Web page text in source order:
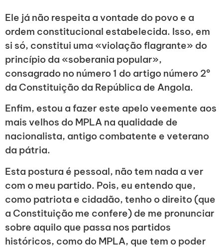
Ele já não respeita a vontade do povo e a
ordem constitucional estabelecida. Isso, em
si só, constitui uma «violação flagrante» do
princípio da «soberania popular»,
consagrado no número 1 do artigo número 2º
da Constituição da República de Angola.
Enfim, estou a fazer este apelo veemente aos
mais velhos do MPLA na qualidade de
nacionalista, antigo combatente e veterano
da pátria.
Esta postura é pessoal, não tem nada a ver
com o meu partido. Pois, eu entendo que,
como patriota e cidadão, tenho o direito (que
a Constituição me confere) de me pronunciar
sobre aquilo que passa nos partidos
históricos, como do MPLA, que tem o poder